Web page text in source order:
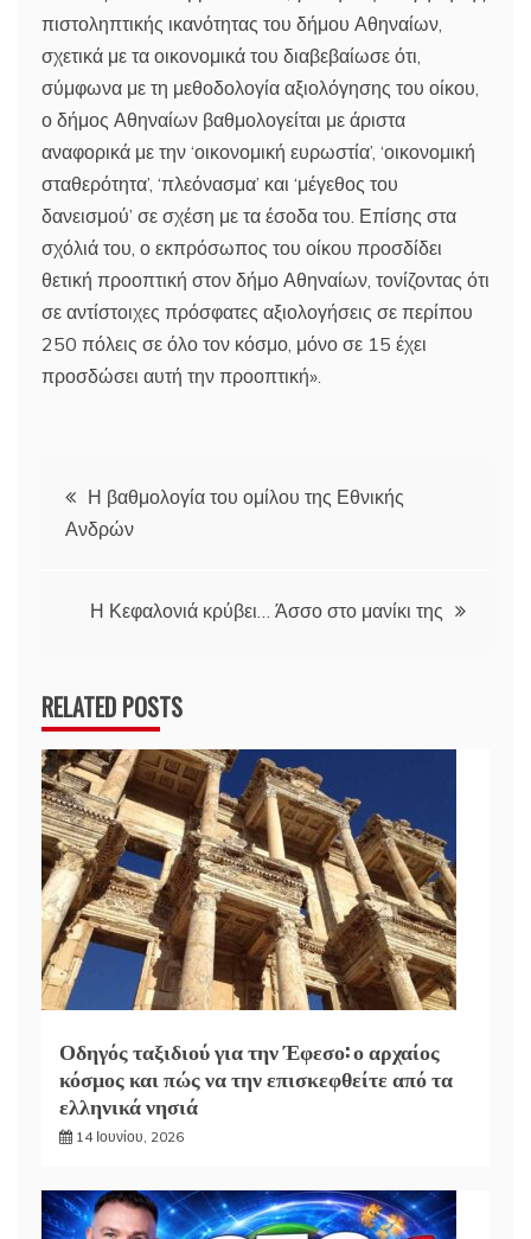
πιστοληπτικής ικανότητας του δήμου Αθηναίων,
σχετικά με τα οικονομικά του διαβεβαίωσε ότι,
σύμφωνα με τη μεθοδολογία αξιολόγησης του οίκου,
ο δήμος Αθηναίων βαθμολογείται με άριστα
αναφορικά με την ‘οικονομική ευρωστία’, ‘οικονομική
σταθερότητα’, ‘πλεόνασμα’ και ‘μέγεθος του
δανεισμού’ σε σχέση με τα έσοδα του. Επίσης στα
σχόλιά του, ο εκπρόσωπος του οίκου προσδίδει
θετική προοπτική στον δήμο Αθηναίων, τονίζοντας ότι
σε αντίστοιχες πρόσφατες αξιολογήσεις σε περίπου
250 πόλεις σε όλο τον κόσμο, μόνο σε 15 έχει
προσδώσει αυτή την προοπτική».
Πλοήγηση
άρθρων
Η βαθμολογία του ομίλου της Εθνικής
Ανδρών
Η Κεφαλονιά κρύβει… Άσσο στο μανίκι της
RELATED POSTS
Οδηγός ταξιδιού για την Έφεσο: ο αρχαίος
κόσμος και πώς να την επισκεφθείτε από τα
ελληνικά νησιά
14 Ιουνίου, 2026